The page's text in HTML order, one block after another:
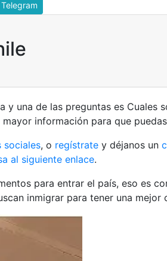
Telegram
una de las preguntas es Cuales
información para que
sociales, o regístrate y déjanos un
al siguiente enlace.
para entrar el país, eso es
inmigrar para tener una mejor